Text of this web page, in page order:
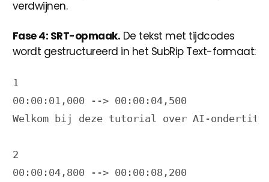
verdwijnen.
Fase 4: SRT-opmaak. De tekst met tijdcodes
wordt gestructureerd in het SubRip Text-formaat:
1
00:00:01,000 --> 00:00:04,500
Welkom bij deze tutorial over AI-
2
00:00:04,800 --> 00:00:08,200